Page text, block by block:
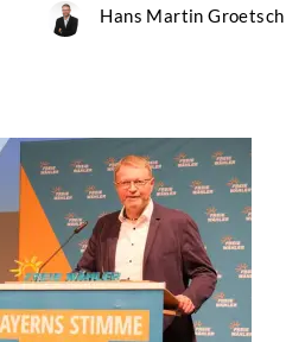
Hans Martin Groetsch